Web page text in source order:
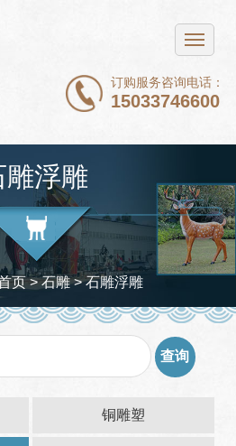
订购服务咨询电话：
15033746600
铜雕塑
石雕
玻璃钢雕塑
新闻中心
案例展示
关于我们
雕浮雕
页>石雕>石雕浮雕
铜雕塑